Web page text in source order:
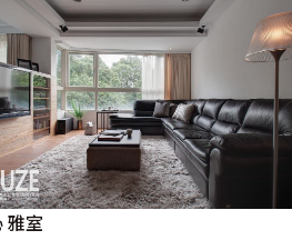
雅室